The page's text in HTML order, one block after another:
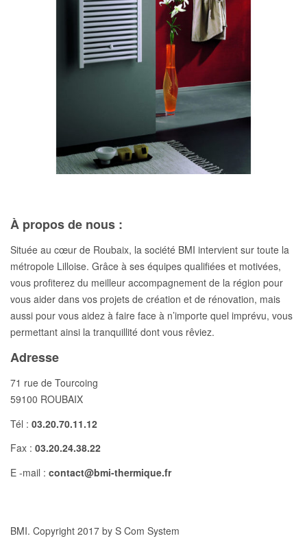
À propos de nous :
Située au cœur de Roubaix, la société BMI intervient sur toute la
métropole Lilloise. Grâce à ses équipes qualifiées et motivées,
vous profiterez du meilleur accompagnement de la région pour
vous aider dans vos projets de création et de rénovation, mais
aussi pour vous aidez à faire face à n’importe quel imprévu, vous
permettant ainsi la tranquillité dont vous rêviez.
Adresse
71 rue de Tourcoing
59100 ROUBAIX
Tél : 03.20.70.11.12
Fax : 03.20.24.38.22
E -mail : contact@bmi-thermique.fr
BMI. Copyright 2017 by S Com System